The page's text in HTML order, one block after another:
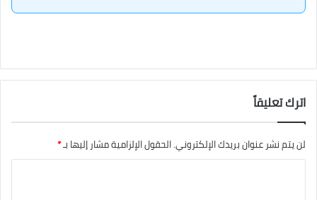
اترك تعليقاً
لن يتم نشر عنوان بريدك الإلكتروني.الحقول الإلزامية مشار إليها بـ*